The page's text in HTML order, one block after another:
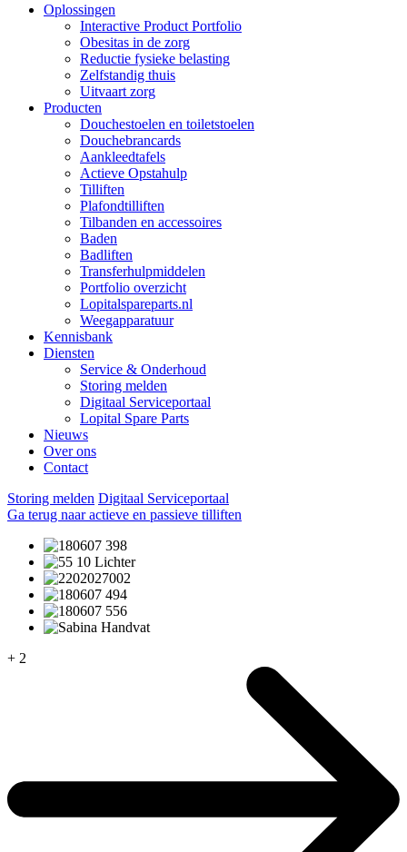
Oplossingen
Interactive Product Portfolio
Obesitas in de zorg
Reductie fysieke belasting
Zelfstandig thuis
Uitvaart zorg
Producten
Douchestoelen en toiletstoelen
Douchebrancards
Aankleedtafels
Actieve Opstahulp
Tilliften
Plafondtilliften
Tilbanden en accessoires
Baden
Badliften
Transferhulpmiddelen
Portfolio overzicht
Lopitalspareparts.nl
Weegapparatuur
Kennisbank
Diensten
Service & Onderhoud
Storing melden
Digitaal Serviceportaal
Lopital Spare Parts
Nieuws
Over ons
Contact
Storing melden Digitaal Serviceportaal
Ga terug naar actieve en passieve tilliften
+ 2